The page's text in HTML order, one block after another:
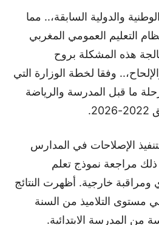
والدولية السابقة،.. مما
التعليم العمومي المغربي
هذه المشكلة بروح
وفقا لخطة الوزارة التي
ما قبل المدرسة والرياضة
الإصلاحات في المدارس
ذلك مراجعة نموذج تعلم
ومراقبة خارجية. أظهرت النتائج
مستوى التلاميذ من السنة
من المدرسة الابتدائية.